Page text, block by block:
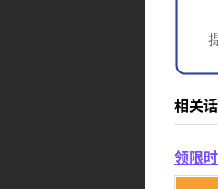
相关
领限